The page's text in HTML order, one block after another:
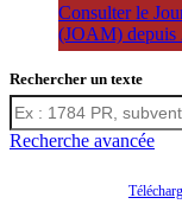
Consulter le
(JOAM) depuis
Rechercher un texte
Recherche avancée